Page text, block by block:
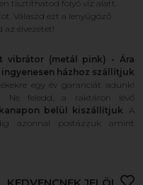
tisztíthatod folyó víz alatt.
Válaszd ezt a lenyűgöző
az élvezetet!
vibrátor (metál pink) - Ára
ingyenesen házhoz szállítjuk
egy év garanciát adunk!
. Ne feledd, a raktáron lévő
belül kiszállítjuk . A
azonnal postázzuk amint